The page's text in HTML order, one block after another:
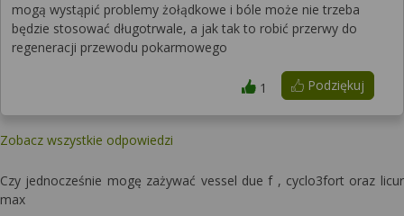
mogą wystąpić problemy żołądkowe i bóle może nie trzeba
będzie stosować długotrwale, a jak tak to robić przerwy do
regeneracji przewodu pokarmowego
Podziękuj
1
Zobacz wszystkie odpowiedzi
Czy jednocześnie mogę zażywać vessel due f , cyclo3fort oraz licur
max